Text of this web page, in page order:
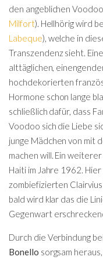
den angeblichen
Milfort). Hellhörig wird
Labeque), welche in
Transzendenz sieht.
alttäglichen,
hochdekorierten
Hormone schon lange
schließlich dafür, dass
Voodoo sich die Liebe
junge Mädchen von mit
machen will. Ein
Haiti im Jahre 1962.
zombiefizierten Clairvius
bald wird klar das die
Gegenwart
Durch die Verbindung
Bonello sorgsam